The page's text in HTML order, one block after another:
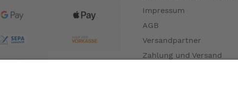
Impressum
AGB
Versandpartner
Zahlung und Versand